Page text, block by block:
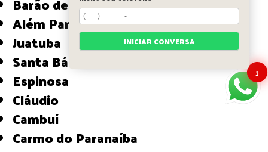
Além Paraíba
Juatuba
Santa Bárbara
Espinosa
Cláudio
Cambuí
Carmo do Paranaíba
1
INICIAR CONVERSA